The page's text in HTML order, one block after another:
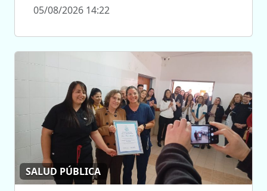
05/08/2026 14:22
SALUD PÚBLICA